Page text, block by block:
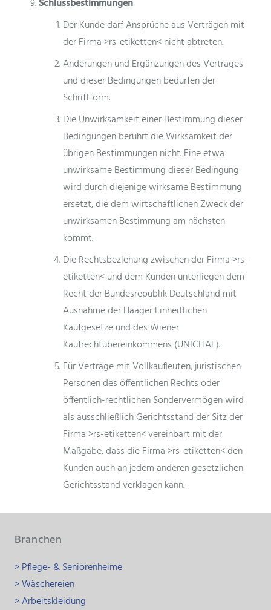
Schlussbestimmungen
Der Kunde darf Ansprüche aus Verträgen mit
der Firma >rs-etiketten< nicht abtreten.
Änderungen und Ergänzungen des Vertrages
und dieser Bedingungen bedürfen der
Schriftform.
Die Unwirksamkeit einer Bestimmung dieser
Bedingungen berührt die Wirksamkeit der
übrigen Bestimmungen nicht. Eine etwa
unwirksame Bestimmung dieser Bedingung
wird durch diejenige wirksame Bestimmung
ersetzt, die dem wirtschaftlichen Zweck der
unwirksamen Bestimmung am nächsten
kommt.
Die Rechtsbeziehung zwischen der Firma >rs-
etiketten< und dem Kunden unterliegen dem
Recht der Bundesrepublik Deutschland mit
Ausnahme der Haager Einheitlichen
Kaufgesetze und des Wiener
Kaufrechtübereinkommens (UNICITAL).
Für Verträge mit Vollkaufleuten, juristischen
Personen des öffentlichen Rechts oder
öffentlich-rechtlichen Sondervermögen wird
als ausschließlich Gerichtsstand der Sitz der
Firma >rs-etiketten< vereinbart mit der
Maßgabe, dass die Firma >rs-etiketten< den
Kunden auch an jedem anderen gesetzlichen
Gerichtsstand verklagen kann.
Branchen
> Pflege- & Seniorenheime
> Wäschereien
> Arbeitskleidung